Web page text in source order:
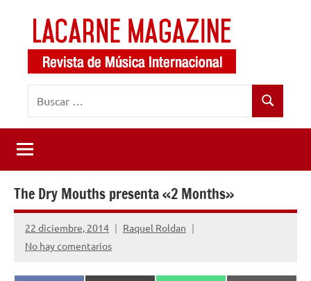
contenido
LaCarne
Magazine
de
música
internacional
Buscar
The Dry Mouths presenta «2 Months»
22 diciembre, 2014
Raquel Roldan
No hay comentarios